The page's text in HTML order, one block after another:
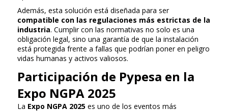
Además, esta solución está diseñada para ser
compatible con las regulaciones más estrictas de la
industria. Cumplir con las normativas no solo es una
obligación legal, sino una garantía de que la instalación
está protegida frente a fallas que podrían poner en peligro
vidas humanas y activos valiosos.
Participación de Pypesa en la
Expo NGPA 2025
La Expo NGPA 2025 es uno de los eventos más